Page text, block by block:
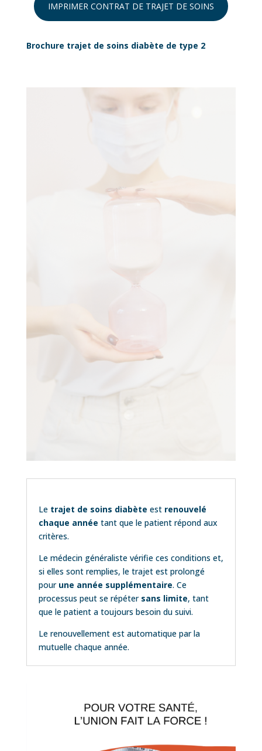
IMPRIMER CONTRAT DE TRAJET DE SOINS
Brochure trajet de soins diabète de type 2
Le trajet de soins diabète est renouvelé
chaque année tant que le patient répond aux
critères.
Le médecin généraliste vérifie ces conditions et,
si elles sont remplies, le trajet est prolongé
pour une année supplémentaire. Ce
processus peut se répéter sans limite, tant
que le patient a toujours besoin du suivi.
Le renouvellement est automatique par la
mutuelle chaque année.